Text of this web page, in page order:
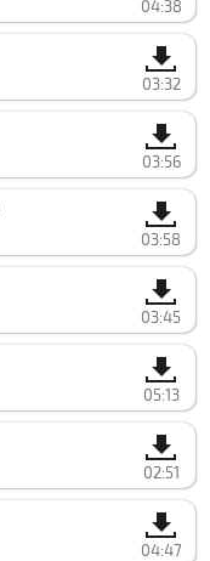
04:38
03:32
03:56
03:58
03:45
05:13
02:51
04:47